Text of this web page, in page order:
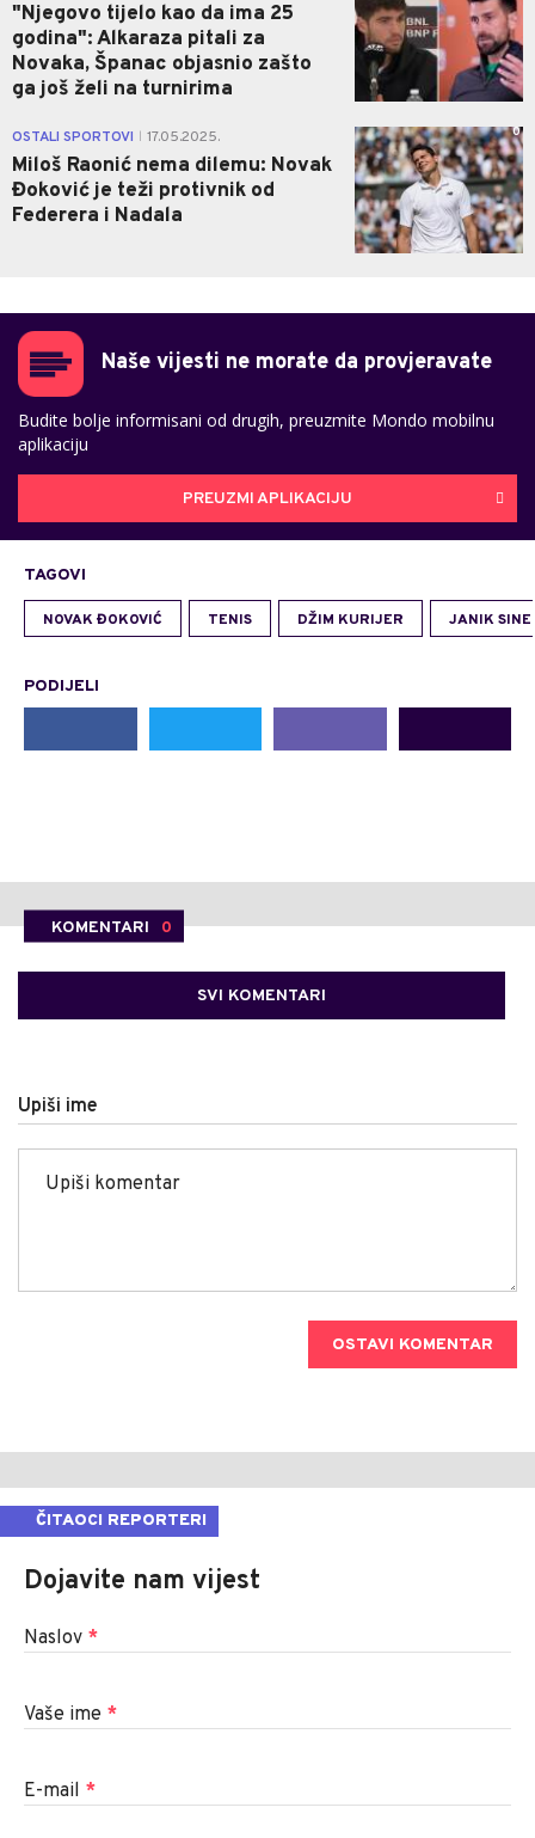
"Njegovo tijelo kao da ima 25
godina": Alkaraza pitali za
Novaka, Španac objasnio zašto
ga još želi na turnirima
OSTALI SPORTOVI 17.05.2025.
Miloš Raonić nema dilemu: Novak
Đoković je teži protivnik od
Federera i Nadala
0
Naše vijesti ne morate da provjeravate
Budite bolje informisani od drugih, preuzmite Mondo mobilnu
aplikaciju
PREUZMI APLIKACIJU
TAGOVI
NOVAK ĐOKOVIĆ TENIS DŽIM KURIJER JANIK
PODIJELI
KOMENTARI 0
SVI KOMENTARI
Upiši ime
OSTAVI KOMENTAR
ČITAOCI REPORTERI
Dojavite nam vijest
Naslov *
Vaše ime *
E-mail *